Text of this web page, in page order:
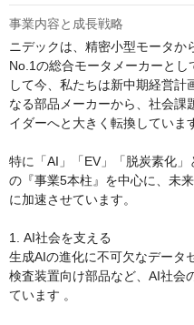
事業内容と成長戦略
ニデックは、精密小型モータか
No.1の総合モータメーカーと
して今、私たちは新中期経営
なる部品メーカーから、社会課
イダーへと大きく転換していま
特に「AI」「EV」「脱炭素化
の『事業5本柱』を中心に、未
に加速させています。
1. AI社会を支える
生成AIの進化に不可欠なデータ
検査装置向け部品など、AI社会
ています 。